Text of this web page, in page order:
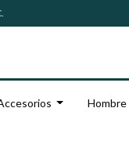
Hombre